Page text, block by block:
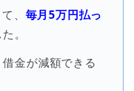
、 毎月5万円払っ
。
金が減額できる